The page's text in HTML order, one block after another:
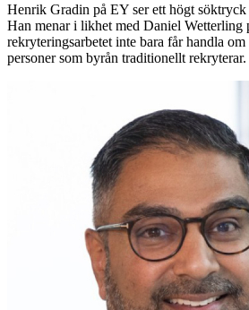
Henrik Gradin på EY ser ett högt söktryck
Han menar i likhet med Daniel Wetterling
rekryteringsarbetet inte bara får handla
personer som byrån traditionellt rekryterar.